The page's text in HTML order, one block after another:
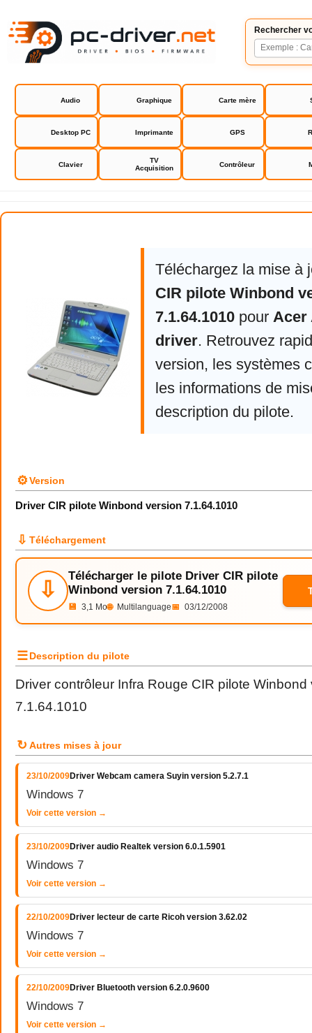
Rechercher
Audio Graphique Carte mère
Desktop PC Imprimante GPS
Clavier
TV
Acquisition
Contrôleur
Acer Aspire 5920 driver
Téléchargez la mise à
CIR pilote Winbond
7.1.64.1010 pour Acer
driver. Retrouvez
version, les systèmes
les informations de
description du pilote.
⚙Version
Driver CIR pilote Winbond version 7.1.64.1010
⇩ Téléchargement
⇩
Télécharger le pilote Driver CIR pilote
Winbond version 7.1.64.1010
💾 3,1 Mo🌐 Multilanguage📅 03/12/2008
☰Description du pilote
Driver contrôleur Infra Rouge CIR pilote Winbond
7.1.64.1010
↻ Autres mises à jour
23/10/2009Driver Webcam camera Suyin version 5.2.7.1
Windows 7
Voir cette version →
23/10/2009Driver audio Realtek version 6.0.1.5901
Windows 7
Voir cette version →
22/10/2009Driver lecteur de carte Ricoh version 3.62.02
Windows 7
Voir cette version →
22/10/2009Driver Bluetooth version 6.2.0.9600
Windows 7
Voir cette version →